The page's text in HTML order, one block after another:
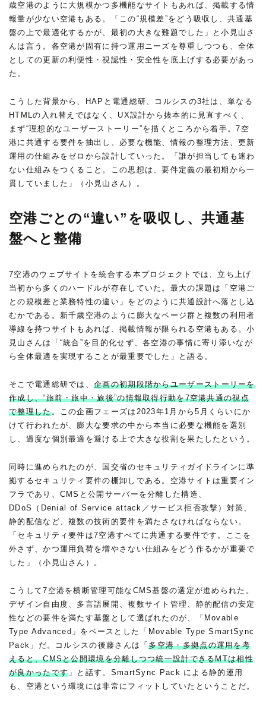
歳空港のように大規模かつ多機能なサイトもあれば、掲載する情
報量が少ない空港もある。「この“規模差”をどう吸収し、共通基
盤の上で最適化するかが、最初の大きな難題でした」と小見山さ
んは言う。各空港が固有に持つ運用ニーズを尊重しつつも、全体
としての更新の利便性・視認性・安全性を底上げする必要があっ
た。
こうした背景から、HAPと電通総研、コルシスの3社は、単なる
HTMLの入れ替えではなく、UX設計から抜本的に見直すべく、
まず“理想的なユーザーストーリー”を描くところから着手。7空
港に共通する要件を抽出し、必要な機能、情報の整理方法、更新
運用の仕組みをゼロから設計していった。「誰が担当しても迷わ
ない仕組みをつくること。この思想は、要件定義の最初期から一
貫していました」（小見山さん）。
空港ごとの“違い”を吸収し、共通基
盤へと整備
7空港のウェブサイトを統合する本プロジェクトでは、立ち上げ
当初から多くのハードルが存在していた。最大の課題は「空港ご
との規模差と業務特性の違い」をどのように共通設計へ落とし込
むかである。新千歳空港のように膨大なページ群と複数の利用者
導線を持つサイトもあれば、掲載情報が限られる空港もある。小
見山さんは「“統合”を目的化せず、各空港の事情に寄り添いなが
ら全体最適を実現することが最重要でした」と語る。
そこで電通総研では、 企画の初期段階からユーザーストーリーを
作成し、“旅前・旅中・旅後”の情報取得行動を7空港共通の視点
で整理した。この企画フェーズは2023年1月から5月くらいにか
けて行われたが、膨大な要求の中から本当に必要な機能を選別
し、過度な個別最適を避ける上で大きな役割を果たしたという。
同時に進められたのが、国交省のセキュリティガイドラインに準
拠するセキュリティ要件の棚卸しである。空港サイトは重要イン
フラであり、CMSと公開サーバーを分離した構造、
DDoS（Denial of Service attack／サービス拒否攻撃）対策、
静的配信など、複数の技術的要件を満たさなければならない。
「セキュリティ要件は7空港すべてに共通する要件です。ここを
外さず、かつ運用負荷を増やさない仕組みをどう作るかが重要で
した」（小見山さん）。
こうして7空港を横断管理可能なCMS基盤の選定が進められた。
デザイン自由度、多言語展開、複数サイト管理、静的配信の安定
性などの要件を満たす基盤として選ばれたのが、「Movable
Type Advanced」をベースとした「Movable Type SmartSync
Pack」だ。コルシスの後藤さんは「多空港・多拠点の運用を考
えると、CMSと公開環境を分離しつつ統一設計できるMTは相性
が良かったです 」と話す。SmartSync Pack による静的運用
も、空港という環境には非常にフィットしていたということだ。